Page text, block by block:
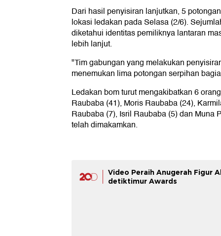
Dari hasil penyisiran lanjutkan, 5
lokasi ledakan pada Selasa (2/6).
diketahui identitas pemiliknya lantaran
lebih lanjut.
"Tim gabungan yang melakukan
menemukan lima potongan serpihan
Ledakan bom turut mengakibatkan 6
Raubaba (41), Moris Raubaba (24),
Raubaba (7), Isril Raubaba (5) dan Muna
telah dimakamkan.
Video Peraih Anugerah Figur
detiktimur Awards